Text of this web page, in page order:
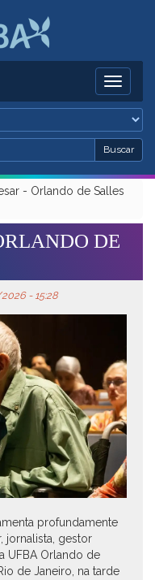
Toggle
Buscar
- Orlando de Salles
DE
- 15:28
profundamente
jornalista, gestor
UFBA Orlando de
de Janeiro, na tarde